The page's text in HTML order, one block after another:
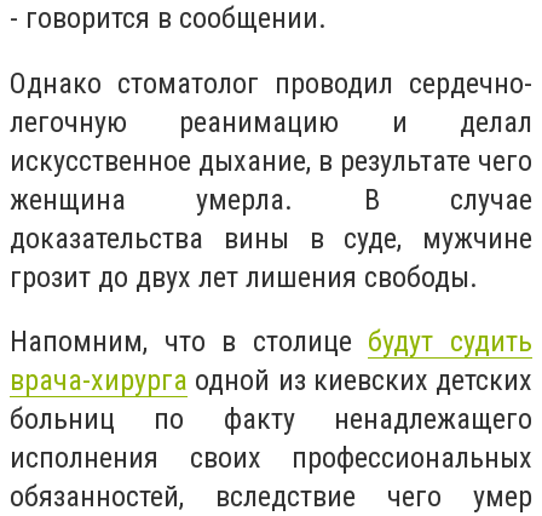
- говорится в сообщении.
Однако стоматолог проводил сердечно-
легочную реанимацию и делал
искусственное дыхание, в результате чего
женщина умерла. В случае
доказательства вины в суде, мужчине
грозит до двух лет лишения свободы.
Напомним, что в столице будут судить
врача-хирурга одной из киевских детских
больниц по факту ненадлежащего
исполнения своих профессиональных
обязанностей, вследствие чего умер